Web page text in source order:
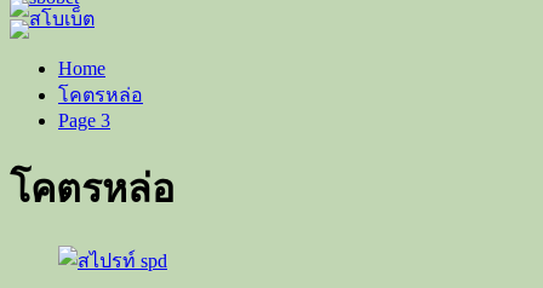
Home
โคตรหล่อ
Page 3
โคตรหล่อ